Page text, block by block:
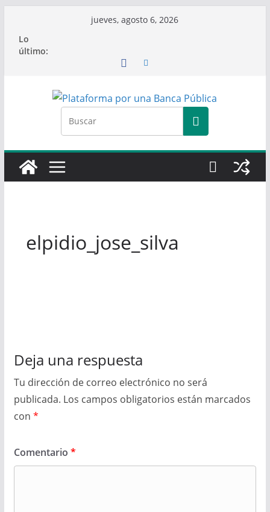
contenido
jueves, agosto 6, 2026
Lo
último:
elpidio_jose_silva
Deja una respuesta
Tu dirección de correo electrónico no será
publicada. Los campos obligatorios están marcados
con *
Comentario *